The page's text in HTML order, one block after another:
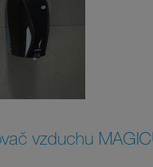
vzduchu